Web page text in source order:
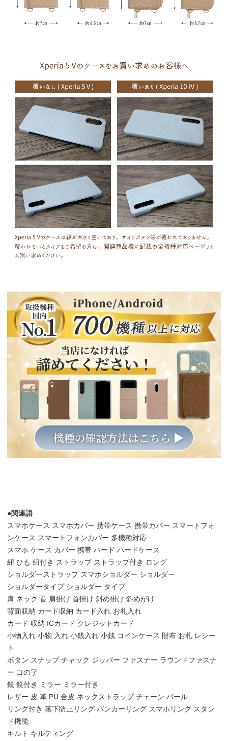
●関連語
スマホケース スマホカバー 携帯ケース 携帯カバー スマートフォ
ンケース スマートフォンカバー 多機種対応
スマホ ケース カバー 携帯 ハード ハードケース
紐 ひも 紐付き ストラップ ストラップ付き ロング
ショルダーストラップ スマホショルダー ショルダー
ショルダータイプ ショルダー タイプ
肩 ネック 首 肩掛け 首掛け 斜め掛け 斜めがけ
背面収納 カード収納 カード入れ お札入れ
カード 収納 ICカード クレジットカード
小物入れ 小物 入れ 小銭入れ 小銭 コインケース 財布 お札 レシー
ト
ボタン スナップ チャック ジッパー ファスナー ラウンドファスナ
ー コの字
鏡 鏡付き ミラー ミラー付き
レザー 皮 革 PU 合皮 ネックストラップ チェーン パール
リング付き 落下防止リング バンカーリング スマホリング スタン
ド機能
キルト キルティング